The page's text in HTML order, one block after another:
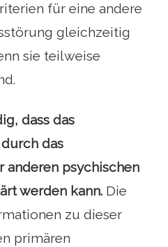
für eine andere
gleichzeitig
sie teilweise
dass das
das
anderen psychischen
werden kann. Die
zu dieser
primären